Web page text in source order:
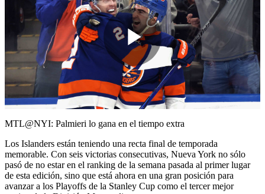
Play
Video
MTL@NYI: Palmieri lo gana en el tiempo extra
Los Islanders están teniendo una recta final de temporada
memorable. Con seis victorias consecutivas, Nueva York no sólo
pasó de no estar en el ranking de la semana pasada al primer lugar
de esta edición, sino que está ahora en una gran posición para
avanzar a los Playoffs de la Stanley Cup como el tercer mejor